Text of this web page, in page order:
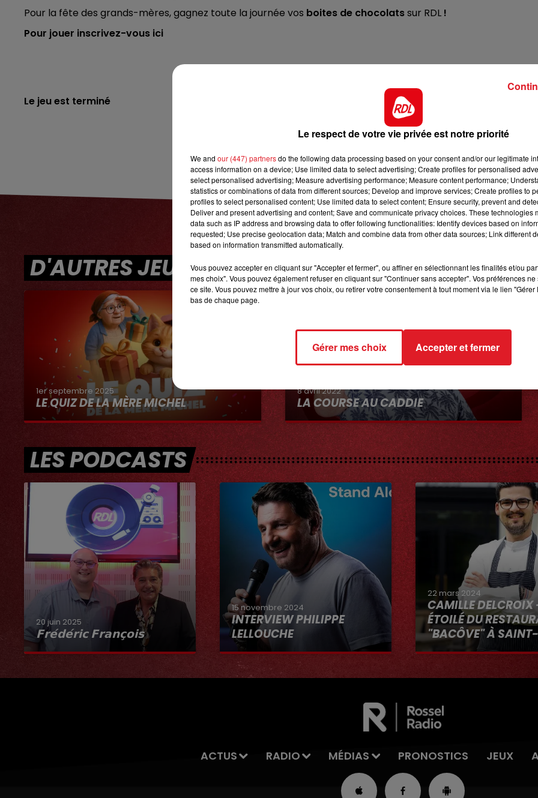
DEBOUT C'EST L'HEURE RDL & VOUS
Pour la fête des grands-mères, gagnez toute la journée vos boites de chocolatssur RDL !
Pour jouer inscrivez-vous ici
Le jeu est terminé
D'AUTRES JEUX
1er septembre 2025
LE QUIZ DE LA MÈRE MICHEL
8 avril 2022
LA COURSE AU CADDIE
LES PODCASTS
20 juin 2025
𝗙𝗿𝗲́𝗱𝗲́𝗿𝗶𝗰 𝗙𝗿𝗮𝗻𝗰̧𝗼𝗶𝘀
Interview du 20 juin 2025
15 novembre 2024
INTERVIEW PHILIPPE
LELLOUCHE
22 mars 2024
CAMILLE DELCROIX
ÉTOILÉ DU
"BACÔVE" À
Au micro d'Hervé dans
ACTUS RADIO MÉDIAS PRONOSTICS JEUX
Le respect de votre vie privée est notre priorité
We and our (447) partnersdo the following data processing based on your consent and/or our legitimate
access information on a device; Use limited data to select advertising; Create profiles for personalised
select personalised advertising; Measure advertising performance; Measure content performance;
statistics or combinations of data from different sources; Develop and improve services; Create profiles to
profiles to select personalised content; Use limited data to select content; Ensure security, prevent and
Deliver and present advertising and content; Save and communicate privacy choices. These technologies
data such as IP address and browsing data to offer following functionalities: Identify devices based on
requested; Use precise geolocation data; Match and combine data from other data sources; Link different
based on information transmitted automatically.
Vous pouvez accepter en cliquant sur "Accepter et fermer", ou affiner en sélectionnant les finalités et/ou
mes choix". Vous pouvez également refuser en cliquant sur "Continuer sans accepter". Vos préférences
ce site. Vous pouvez mettre à jour vos choix, ou retirer votre consentement à tout moment via le lien
bas de chaque page.
Gérer mes choix Accepter et fermer